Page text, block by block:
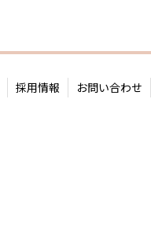
採用情報 お問い合わせ